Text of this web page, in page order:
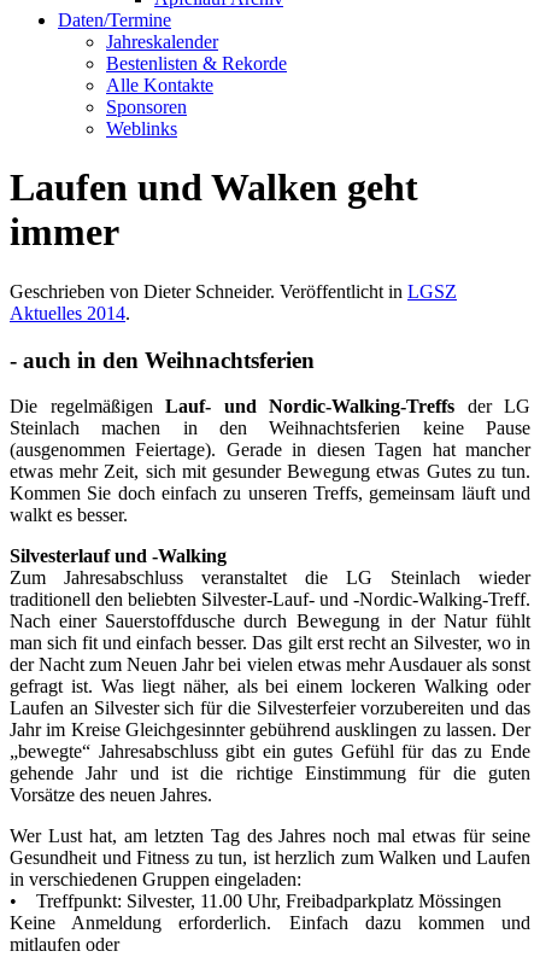
Daten/Termine
Jahreskalender
Bestenlisten & Rekorde
Alle Kontakte
Sponsoren
Weblinks
Laufen und Walken geht
immer
Geschrieben von Dieter Schneider. Veröffentlicht in LGSZ
Aktuelles 2014.
- auch in den Weihnachtsferien
Die regelmäßigen Lauf- und Nordic-Walking-Treffs der LG
Steinlach machen in den Weihnachtsferien keine Pause
(ausgenommen Feiertage). Gerade in diesen Tagen hat mancher
etwas mehr Zeit, sich mit gesunder Bewegung etwas Gutes zu tun.
Kommen Sie doch einfach zu unseren Treffs, gemeinsam läuft und
walkt es besser.
Silvesterlauf und -Walking
Zum Jahresabschluss veranstaltet die LG Steinlach wieder
traditionell den beliebten Silvester-Lauf- und -Nordic-Walking-Treff.
Nach einer Sauerstoffdusche durch Bewegung in der Natur fühlt
man sich fit und einfach besser. Das gilt erst recht an Silvester, wo in
der Nacht zum Neuen Jahr bei vielen etwas mehr Ausdauer als sonst
gefragt ist. Was liegt näher, als bei einem lockeren Walking oder
Laufen an Silvester sich für die Silvesterfeier vorzubereiten und das
Jahr im Kreise Gleichgesinnter gebührend ausklingen zu lassen. Der
„bewegte“ Jahresabschluss gibt ein gutes Gefühl für das zu Ende
gehende Jahr und ist die richtige Einstimmung für die guten
Vorsätze des neuen Jahres.
Wer Lust hat, am letzten Tag des Jahres noch mal etwas für seine
Gesundheit und Fitness zu tun, ist herzlich zum Walken und Laufen
in verschiedenen Gruppen eingeladen:
• Treffpunkt: Silvester, 11.00 Uhr, Freibadparkplatz Mössingen
Keine Anmeldung erforderlich. Einfach dazu kommen und
mitlaufen oder